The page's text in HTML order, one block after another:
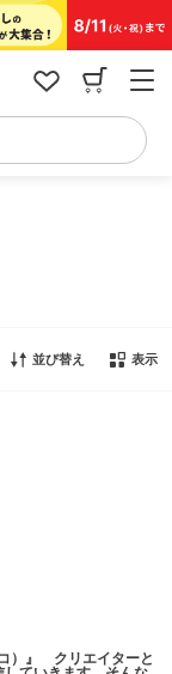
並び替え 表示
）』 クリエイターと